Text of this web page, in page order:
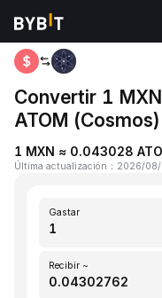
Inicio MXN to ATOM
Convertir 1
ATOM (Cosmos)
1 MXN ≈ 0.043028
Última actualización ： 2026/
Gastar
Recibir ~